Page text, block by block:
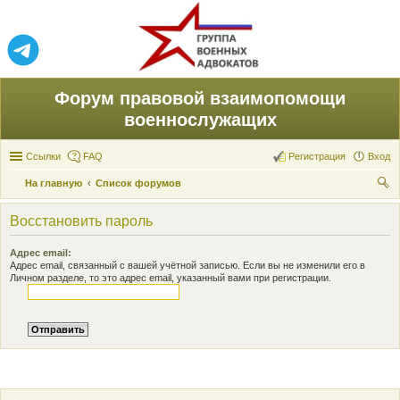
Форум правовой взаимопомощи
военнослужащих
Ссылки FAQ Вход
Регистрация
На главную
Список форумов
ои
Восстановить пароль
Адрес email:
Адрес email, связанный с вашей учётной записью. Если вы не изменили его в
Личном разделе, то это адрес email, указанный вами при регистрации.